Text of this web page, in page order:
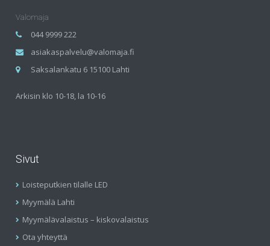
Valomaja
044 9999 222
asiakaspalvelu@valomaja.fi
Saksalankatu 6 15100 Lahti
Arkisin klo 10-18, la 10-16
Sivut
Loisteputkien tilalle LED
Myymälä Lahti
Myymälävalaistus – kiskovalaistus
Ota yhteyttä